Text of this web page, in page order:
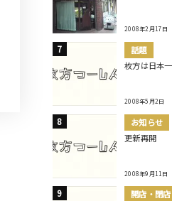
2008年2月17日
話題
枚方は日本
2008年5月2日
お知らせ
更新再開
2008年9月11日
開店・閉店